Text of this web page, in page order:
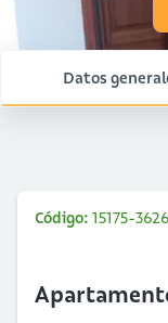
Datos
Código: 15175-